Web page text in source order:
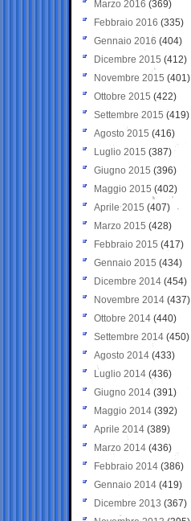
Marzo 2016 (369)
Febbraio 2016 (335)
Gennaio 2016 (404)
Dicembre 2015 (412)
Novembre 2015 (401)
Ottobre 2015 (422)
Settembre 2015 (419)
Agosto 2015 (416)
Luglio 2015 (387)
Giugno 2015 (396)
Maggio 2015 (402)
Aprile 2015 (407)
Marzo 2015 (428)
Febbraio 2015 (417)
Gennaio 2015 (434)
Dicembre 2014 (454)
Novembre 2014 (437)
Ottobre 2014 (440)
Settembre 2014 (450)
Agosto 2014 (433)
Luglio 2014 (436)
Giugno 2014 (391)
Maggio 2014 (392)
Aprile 2014 (389)
Marzo 2014 (436)
Febbraio 2014 (386)
Gennaio 2014 (419)
Dicembre 2013 (367)